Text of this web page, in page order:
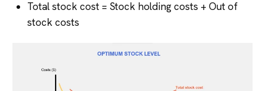
Total stock cost = Stock holding costs + Out of
stock costs